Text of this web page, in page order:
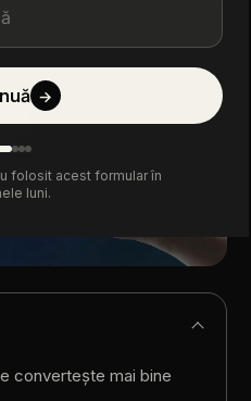
→
folosit acest formular în
luni.
convertește mai bine